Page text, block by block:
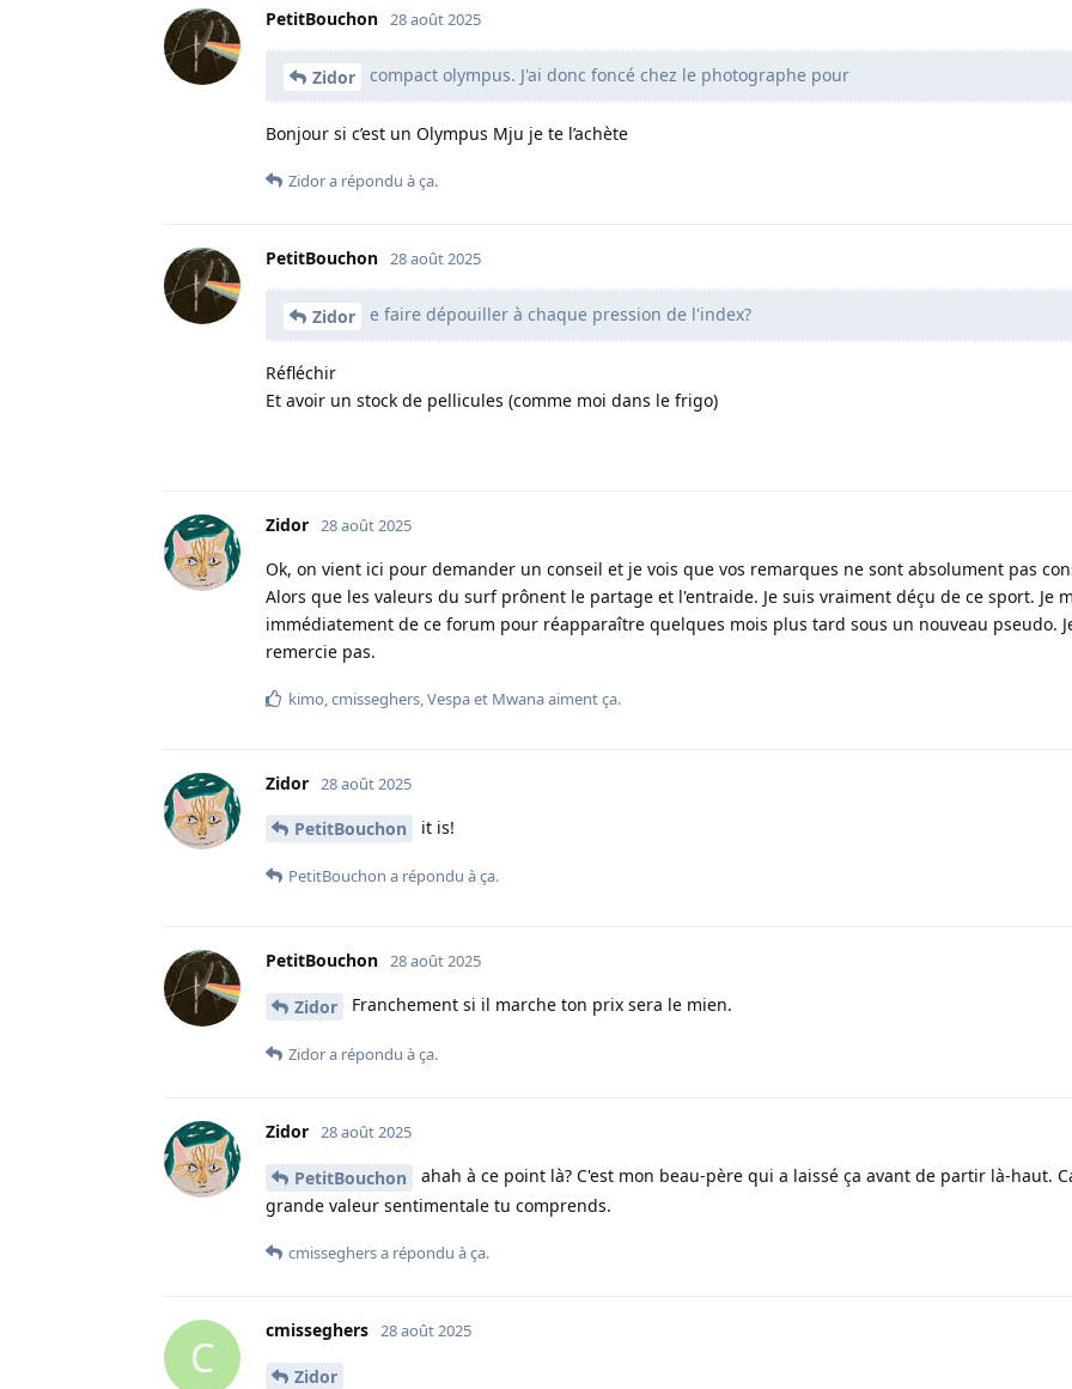
PetitBouchon 28 août 2025
Zidor compact olympus. J'ai donc foncé chez le photographe pour
Bonjour si c’est un Olympus Mju je te l’achète
Zidora répondu à ça.
PetitBouchon 28 août 2025
Zidor e faire dépouiller à chaque pression de l'index?
Réfléchir
Et avoir un stock de pellicules (comme moi dans le frigo)
Zidor 28 août 2025
Ok, on vient ici pour demander un conseil et je vois que vos remarques ne sont absolument pas
Alors que les valeurs du surf prônent le partage et l'entraide. Je suis vraiment déçu de ce sport. Je
immédiatement de ce forum pour réapparaître quelques mois plus tard sous un nouveau pseudo.
remercie pas.
kimo cmisseghers Vespaet Mwanaaiment ça.
Zidor 28 août 2025
PetitBouchon it is!
PetitBouchon a répondu à ça.
PetitBouchon 28 août 2025
Zidor Franchement si il marche ton prix sera le mien.
Zidora répondu à ça.
Zidor 28 août 2025
PetitBouchon
ahah à ce point là? C'est mon beau-père qui a laissé ça avant de partir là-haut.
grande valeur sentimentale tu comprends.
cmisseghersa répondu à ça.
C
cmisseghers 28 août 2025
Zidor